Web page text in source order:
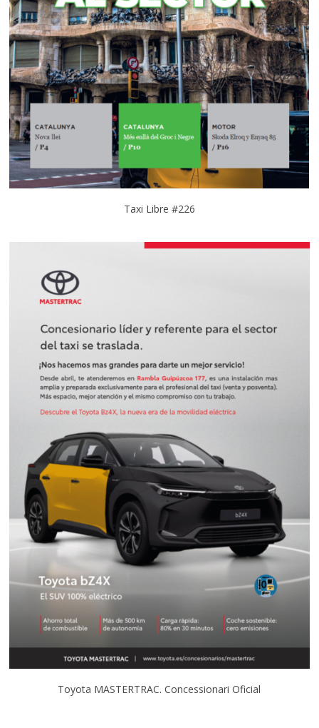
Taxi Libre #226
Toyota MASTERTRAC. Concessionari Oficial